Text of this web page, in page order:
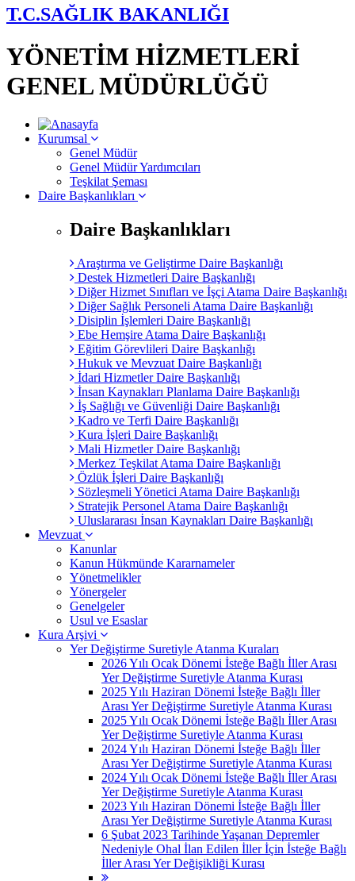
T.C.SAĞLIK BAKANLIĞI
YÖNETİM HİZMETLERİ
GENEL MÜDÜRLÜĞÜ
Kurumsal
Genel Müdür
Genel Müdür Yardımcıları
Teşkilat Şeması
Daire Başkanlıkları
Daire Başkanlıkları
Araştırma ve Geliştirme Daire Başkanlığı
Destek Hizmetleri Daire Başkanlığı
Diğer Hizmet Sınıfları ve İşçi Atama Daire Başkanlığı
Diğer Sağlık Personeli Atama Daire Başkanlığı
Disiplin İşlemleri Daire Başkanlığı
Ebe Hemşire Atama Daire Başkanlığı
Eğitim Görevlileri Daire Başkanlığı
Hukuk ve Mevzuat Daire Başkanlığı
İdari Hizmetler Daire Başkanlığı
İnsan Kaynakları Planlama Daire Başkanlığı
İş Sağlığı ve Güvenliği Daire Başkanlığı
Kadro ve Terfi Daire Başkanlığı
Kura İşleri Daire Başkanlığı
Mali Hizmetler Daire Başkanlığı
Merkez Teşkilat Atama Daire Başkanlığı
Özlük İşleri Daire Başkanlığı
Sözleşmeli Yönetici Atama Daire Başkanlığı
Stratejik Personel Atama Daire Başkanlığı
Uluslararası İnsan Kaynakları Daire Başkanlığı
Mevzuat
Kanunlar
Kanun Hükmünde Kararnameler
Yönetmelikler
Yönergeler
Genelgeler
Usul ve Esaslar
Kura Arşivi
Yer Değiştirme Suretiyle Atanma Kuraları
2026 Yılı Ocak Dönemi İsteğe Bağlı İller Arası
Yer Değiştirme Suretiyle Atanma Kurası
2025 Yılı Haziran Dönemi İsteğe Bağlı İller
Arası Yer Değiştirme Suretiyle Atanma Kurası
2025 Yılı Ocak Dönemi İsteğe Bağlı İller Arası
Yer Değiştirme Suretiyle Atanma Kurası
2024 Yılı Haziran Dönemi İsteğe Bağlı İller
Arası Yer Değiştirme Suretiyle Atanma Kurası
2024 Yılı Ocak Dönemi İsteğe Bağlı İller Arası
Yer Değiştirme Suretiyle Atanma Kurası
2023 Yılı Haziran Dönemi İsteğe Bağlı İller
Arası Yer Değiştirme Suretiyle Atanma Kurası
6 Şubat 2023 Tarihinde Yaşanan Depremler
Nedeniyle Ohal İlan Edilen İller İçin İsteğe Bağlı
İller Arası Yer Değişikliği Kurası